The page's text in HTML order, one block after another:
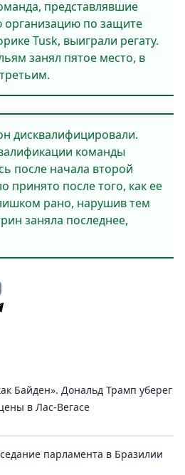
представлявшие
организацию по защите
Tusk, выиграли регату.
занял пятое место, в
дисквалифицировали.
команды
после начала второй
принято после того, как ее
рано, нарушив тем
заняла последнее,
Байден». Дональд Трамп уберег
в Лас-Вегасе
парламента в Бразилии